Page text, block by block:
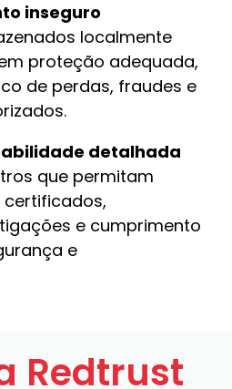
inseguro
localmente
proteção adequada,
de perdas, fraudes e
detalhada
que permitam
e cumprimento
e
Redtrust